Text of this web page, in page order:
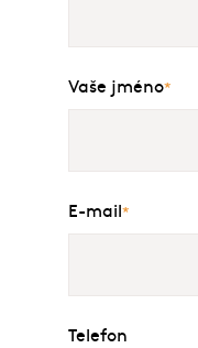
Vaše jméno*
E-mail *
Telefon